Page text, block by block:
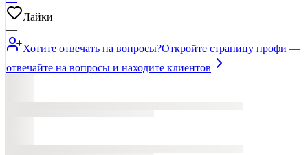
Лайки
—
Хотите отвечать на вопросы?Откройте страницу профи —
отвечайте на вопросы и находите клиентов